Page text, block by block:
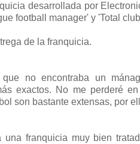
desarrollada por
football manager' y 'Total
de la franquicia.
no encontraba un
exactos. No me perderé
son bastante extensas, por
franquicia muy bien